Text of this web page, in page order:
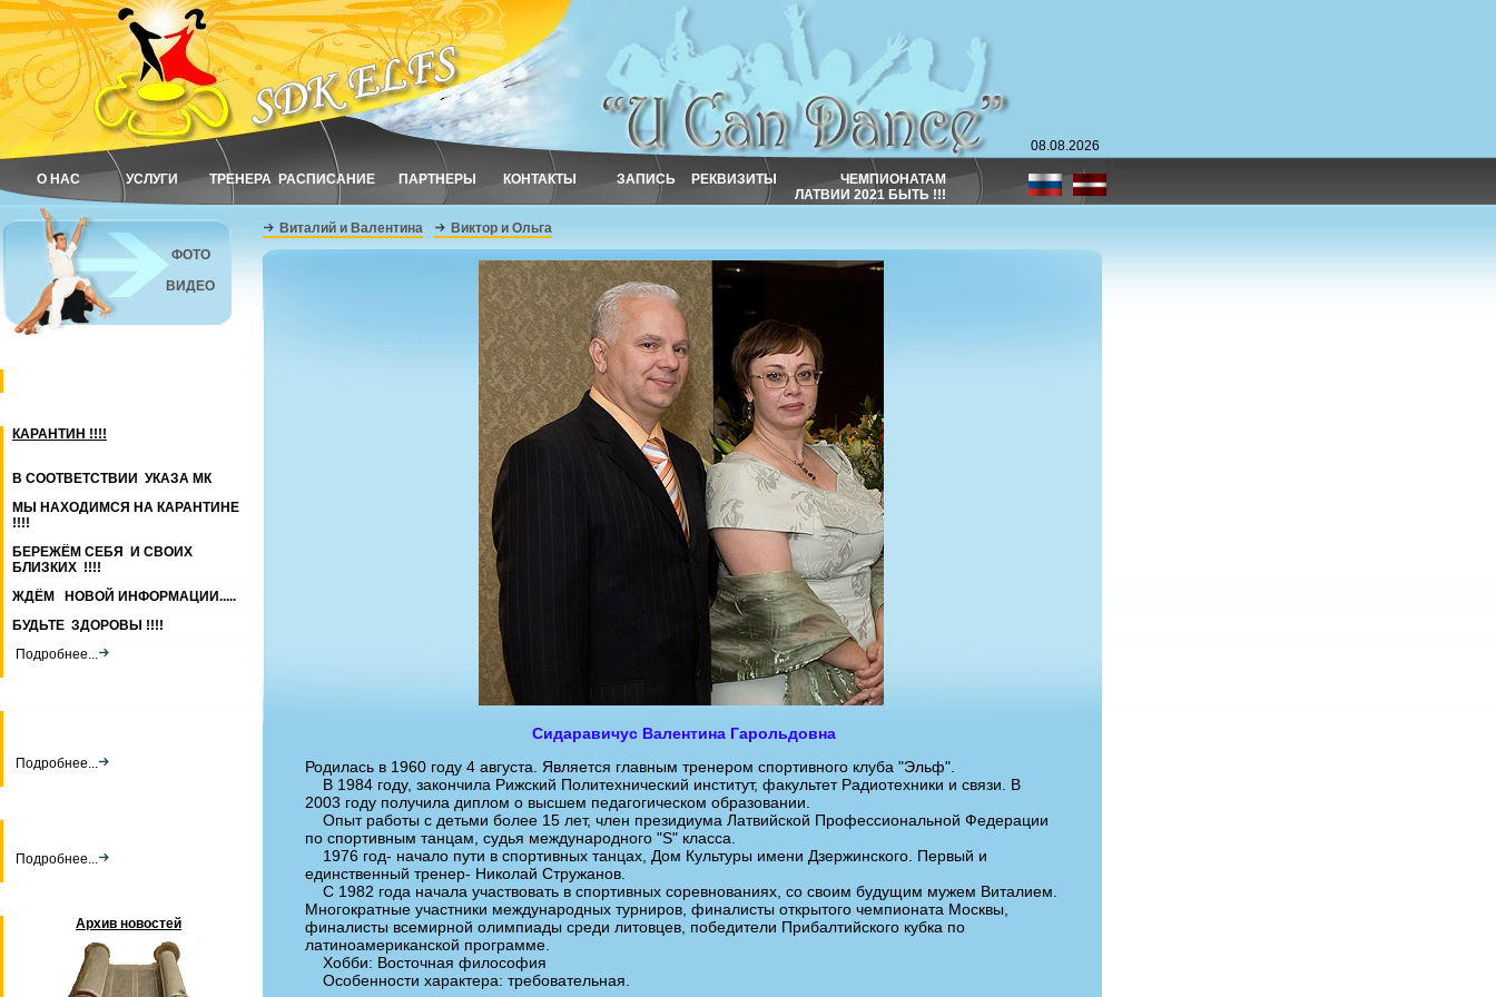
08.08.2026
О НАС УСЛУГИ ТРЕНЕРА РАСПИСАНИЕ ПАРТНЕРЫ КОНТАКТЫ ЗАПИСЬ РЕКВИЗИТЫ
ЧЕМПИОНАТАМ
ЛАТВИИ 2021 БЫТЬ !!!
ФОТО
ВИДЕО
КАРАНТИН !!!!
В СООТВЕТСТВИИ УКАЗА МК
МЫ НАХОДИМСЯ НА КАРАНТИНЕ
!!!!
БЕРЕЖЁМ СЕБЯ И СВОИХ
БЛИЗКИХ !!!!
ЖДЁМ НОВОЙ ИНФОРМАЦИИ.....
БУДЬТЕ ЗДОРОВЫ !!!!
Подробнее...
Подробнее...
Подробнее...
Архив новостей
Виталий и Валентина Виктор и Ольга
Сидаравичус Валентина Гарольдовна
Родилась в 1960 году 4 августа. Является главным тренером спортивного клуба "Эльф".
В 1984 году, закончила Рижский Политехнический институт, факультет Радиотехники и связи. В
2003 году получила диплом о высшем педагогическом образовании.
Опыт работы с детьми более 15 лет, член президиума Латвийской Профессиональной Федерации
по спортивным танцам, судья международного "S" класса.
1976 год- начало пути в спортивных танцах, Дом Культуры имени Дзержинского. Первый и
единственный тренер- Николай Стружанов.
С 1982 года начала участвовать в спортивных соревнованиях, со своим будущим мужем Виталием.
Многократные участники международных турниров, финалисты открытого чемпионата Москвы,
финалисты всемирной олимпиады среди литовцев, победители Прибалтийского кубка по
латиноамериканской программе.
Хобби: Восточная философия
Особенности характера: требовательная.